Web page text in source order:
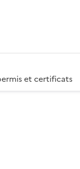
et certificats